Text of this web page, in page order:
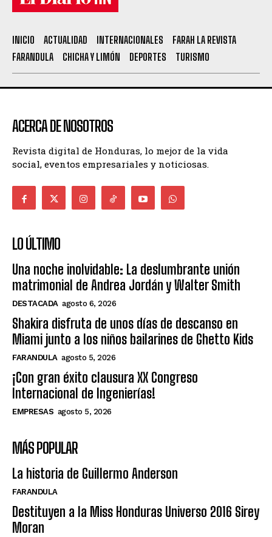
INICIO ACTUALIDAD INTERNACIONALES
FARAH LA REVISTA
FARANDULA
CHICHA Y LIMÓN DEPORTES TURISMO
ACERCA DE NOSOTROS
Revista digital de Honduras, lo mejor de la vida
social, eventos empresariales y noticiosas.
LO ÚLTIMO
Una noche inolvidable: La deslumbrante unión
matrimonial de Andrea Jordán y Walter Smith
DESTACADA agosto 6, 2026
Shakira disfruta de unos días de descanso en
Miami junto a los niños bailarines de Ghetto Kids
FARANDULA agosto 5, 2026
¡Con gran éxito clausura XX Congreso
Internacional de Ingenierías!
EMPRESAS agosto 5, 2026
MÁS POPULAR
La historia de Guillermo Anderson
FARANDULA
Destituyen a la Miss Honduras Universo 2016 Sirey
Moran